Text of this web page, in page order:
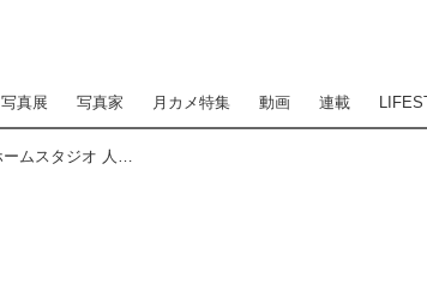
写真展 写真家 月カメ特集 動画 連載
マンフロット スタジオ機材でセットするホームスタジオ 人物撮影スタジオ 前編